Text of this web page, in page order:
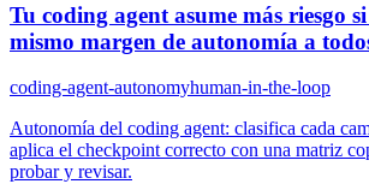
Tu coding agent asume más riesgo
mismo margen de autonomía a
coding-agent-autonomyhuman-in-the-loop
Autonomía del coding agent: clasifica cada
aplica el checkpoint correcto con una matriz
probar y revisar.